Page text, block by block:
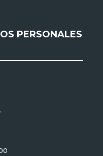
PERSONALES